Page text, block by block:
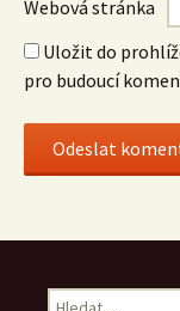
Webová stránka
Uložit do
pro budoucí
Vyhledávání